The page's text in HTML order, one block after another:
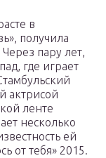
в
получила
пару лет,
где играет
актрисой
ленте
несколько
ей
от тебя» 2015.